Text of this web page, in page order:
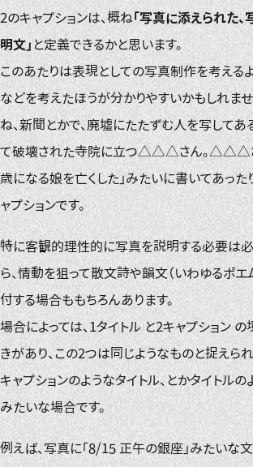
2のキャプションは、概ね「写真に添えられた
明文」と定義できるかと思います。
このあたりは表現としての写真制作を考える
などを考えたほうが分かりやすいかもしれませ
ね、新聞とかで、廃墟にたたずむ人を写してあ
て破壊された寺院に立つ△△△さん。△△△
歳になる娘を亡くした」みたいに書いてあった
ャプションです。
特に客観的理性的に写真を説明する必要は
ら、情動を狙って散文詩や韻文（いわゆるポエ
付する場合ももちろんあります。
場合によっては、1タイトル と2キャプション
きがあり、この2つは同じようなものと捉えら
キャプションのようなタイトル、とかタイトルの
みたいな場合です。
例えば、写真に「8/15 正午の銀座」みたいな